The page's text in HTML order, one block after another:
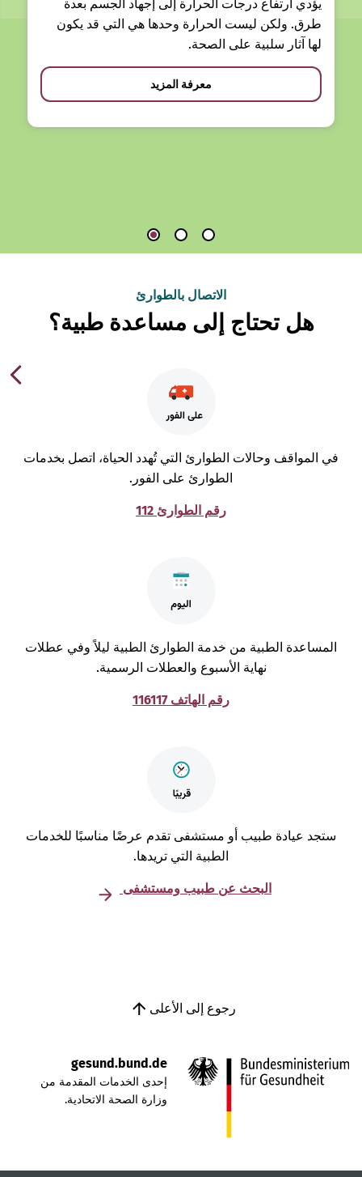
يؤدي ارتفاع درجات الحرارة إلى إجهاد الجسم بعدة
طرق. ولكن ليست الحرارة وحدها هي التي قد يكون
لها آثار سلبية على الصحة.
معرفة المزيد
الاتصال بالطوارئ
هل تحتاج إلى مساعدة طبية؟
المواقف وحالات الطوارئ التي تُهدد الحياة، اتصل بخدمات
الطوارئ على الفور.
رقم الطوارئ 112
الطبية من خدمة الطوارئ الطبية ليلاً وفي عطلات
نهاية الأسبوع والعطلات الرسمية.
رقم الهاتف 116117
عيادة طبيب أو مستشفى تقدم عرضًا مناسبًا للخدمات
الطبية التي تريدها.
البحث عن طبيب ومستشفى
رجوع إلى الأعلى
gesund.bund.de
إحدى الخدمات المقدمة من
وزارة الصحة الاتحادية.